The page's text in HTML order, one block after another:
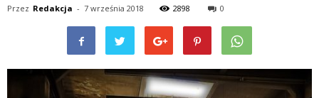
Przez Redakcja - 7 września 2018 2898 0